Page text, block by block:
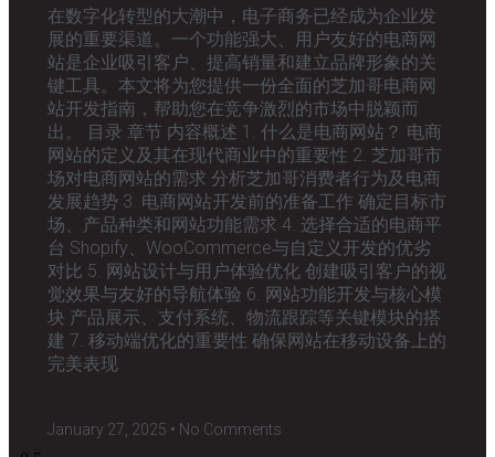
在数字化转型的大潮中，电子商务已经成为企业发
展的重要渠道。一个功能强大、用户友好的电商网
站是企业吸引客户、提高销量和建立品牌形象的关
键工具。本文将为您提供一份全面的芝加哥电商网
站开发指南，帮助您在竞争激烈的市场中脱颖而
出。 目录 章节 内容概述 1. 什么是电商网站？ 电商
网站的定义及其在现代商业中的重要性 2. 芝加哥市
场对电商网站的需求 分析芝加哥消费者行为及电商
发展趋势 3. 电商网站开发前的准备工作 确定目标市
场、产品种类和网站功能需求 4. 选择合适的电商平
台 Shopify、WooCommerce与自定义开发的优劣
对比 5. 网站设计与用户体验优化 创建吸引客户的视
觉效果与友好的导航体验 6. 网站功能开发与核心模
块 产品展示、支付系统、物流跟踪等关键模块的搭
建 7. 移动端优化的重要性 确保网站在移动设备上的
完美表现
January 27, 2025 No Comments